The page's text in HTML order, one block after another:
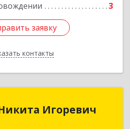
3
заявку
контакты
заявку
Назад
Игоревич
обл, Красногорский р-н,